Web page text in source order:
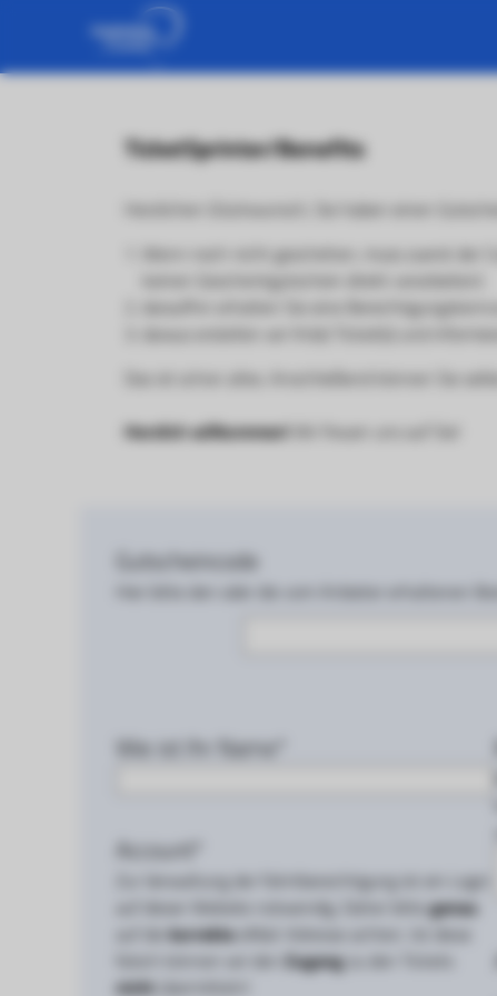
TicketSprinter/Benefits
Herzlichen Glückwunsch, Sie haben einen
Wenn noch nicht geschehen, muss zuerst
keinen Geschenkgutschein direkt verarbeiten)
daraufhin erhalten Sie eine
Das ist schon alles. Anschließend können Sie
Herzlich willkommen! Wir freuen uns auf Sie!
Gutscheincode
Hier bitte den oder die vom Anbieter erhaltenen
Wie ist Ihr Name*
Account*
Zur Verwaltung der Fahrtberechtigung ist ein Login
auf dieser Website notwendig. Daher bittegenau
auf diekorrekteeMail-Adresse achten. Ist diese
Zugangzu den Tickets
nicht